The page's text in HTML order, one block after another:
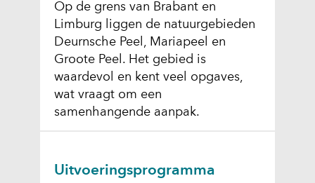
Op de grens van Brabant en
Limburg liggen de natuurgebieden
Deurnsche Peel, Mariapeel en
Groote Peel. Het gebied is
waardevol en kent veel opgaves,
wat vraagt om een
samenhangende aanpak.
Uitvoeringsprogramma